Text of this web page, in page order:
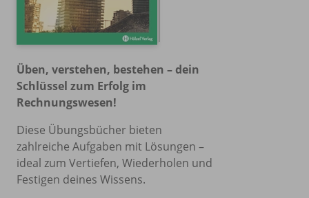
Üben, verstehen, bestehen – dein
Schlüssel zum Erfolg im
Rechnungswesen!
Diese Übungsbücher bieten
zahlreiche Aufgaben mit Lösungen –
ideal zum Vertiefen, Wiederholen und
Festigen deines Wissens.